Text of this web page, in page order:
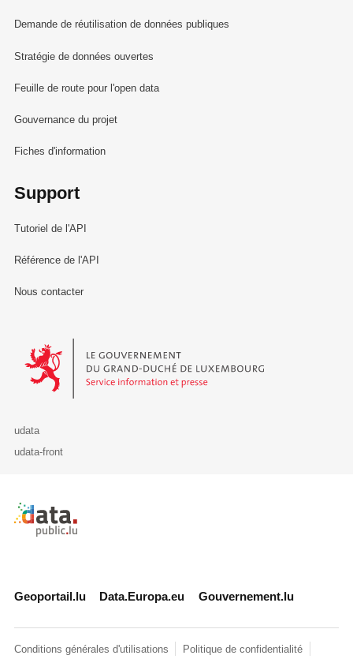
Demande de réutilisation de données publiques
Stratégie de données ouvertes
Feuille de route pour l'open data
Gouvernance du projet
Fiches d'information
Support
Tutoriel de l'API
Référence de l'API
Nous contacter
Le Gouvernement du Grand-Duché de Luxembourg - Service
udata
udata-front
Retour à l'accueil de data.public.lu
Geoportail.lu Data.Europa.eu Gouvernement.lu
Conditions générales d'utilisations Politique de confidentialité